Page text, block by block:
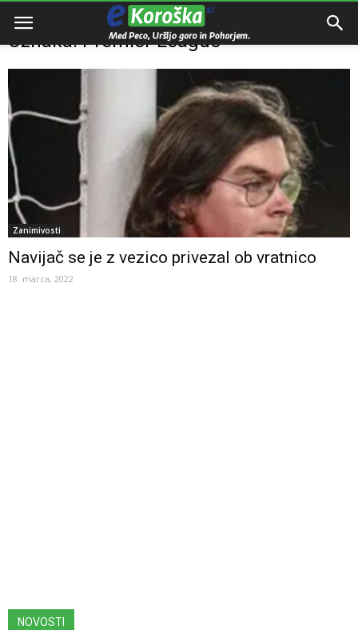
Domov Premier League
Oznaka: Premier League
Zanimivosti
Navijač se je z vezico privezal ob vratnico
18. marca, 2022
NOVOSTI